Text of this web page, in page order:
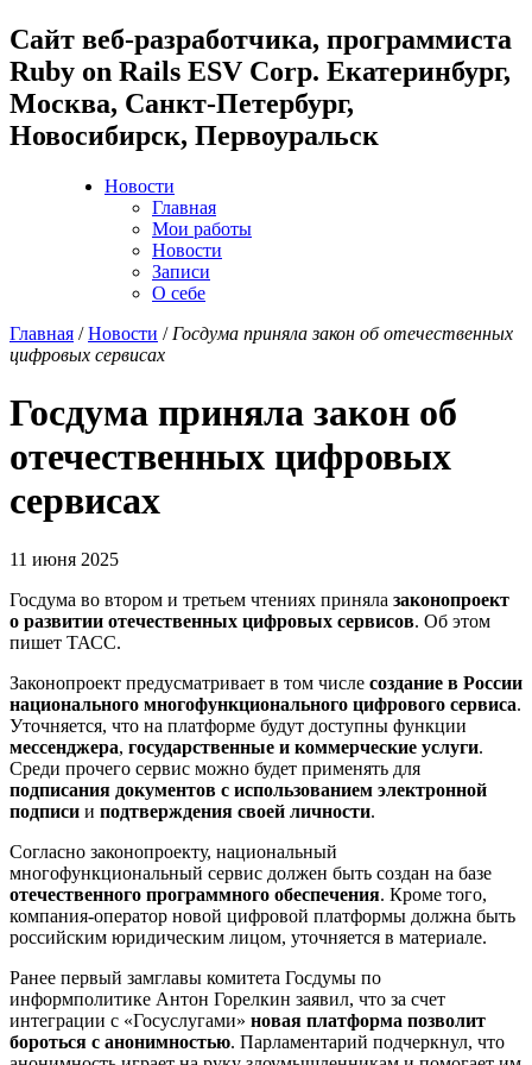
Cайт веб-разработчика, программиста
Ruby on Rails ESV Corp. Екатеринбург,
Москва, Санкт-Петербург,
Новосибирск, Первоуральск
Новости
Главная
Мои работы
Новости
Записи
О себе
Главная /Новости / Госдума приняла закон об отечественных
цифровых сервисах
Госдума приняла закон об
отечественных цифровых
сервисах
11 июня 2025
Госдума во втором и третьем чтениях приняла законопроект
о развитии отечественных цифровых сервисов. Об этом
пишет ТАСС.
Законопроект предусматривает в том числе создание в России
национального многофункционального цифрового сервиса.
Уточняется, что на платформе будут доступны функции
мессенджера, государственные и коммерческие услуги.
Среди прочего сервис можно будет применять для
подписания документов с использованием электронной
подписи и подтверждения своей личности.
Согласно законопроекту, национальный
многофункциональный сервис должен быть создан на базе
отечественного программного обеспечения. Кроме того,
компания-оператор новой цифровой платформы должна быть
российским юридическим лицом, уточняется в материале.
Ранее первый замглавы комитета Госдумы по
информполитике Антон Горелкин заявил, что за счет
интеграции с «Госуслугами» новая платформа позволит
бороться с анонимностью. Парламентарий подчеркнул, что